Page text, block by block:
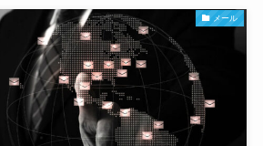
メール